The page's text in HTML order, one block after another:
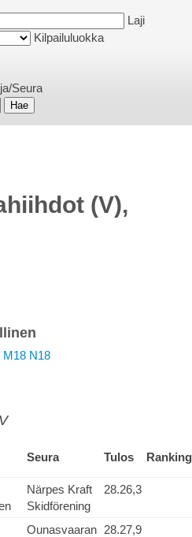
Laji
Kilpailuluokka
Seura
(V),
M18 N18
Seura Tulos Ranking
Närpes Kraft
Skidförening
28.26,3
Ounasvaaran 28.27,9